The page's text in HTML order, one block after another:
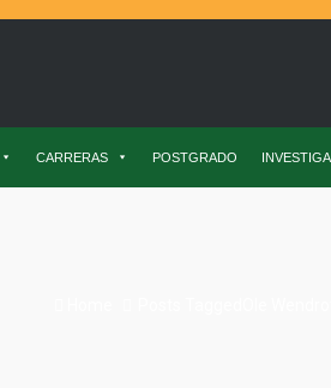
CARRERAS POSTGRADO